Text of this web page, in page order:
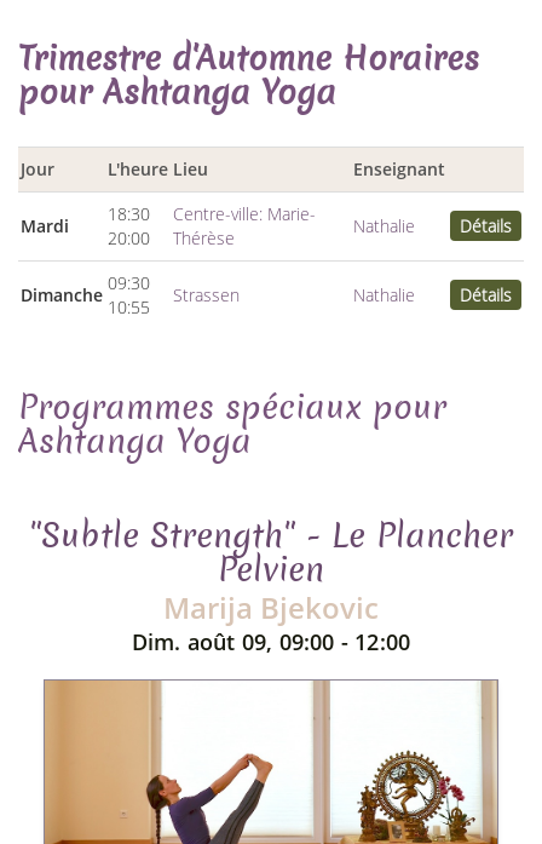
Trimestre d'Automne Horaires
pour Ashtanga Yoga
Jour L'heure Lieu Enseignant
Mardi
18:30
20:00
Centre-ville: Marie-
Thérèse
Nathalie Détails
Dimanche
09:30
10:55
Strassen Nathalie Détails
Programmes spéciaux pour
Ashtanga Yoga
"Subtle Strength" - Le Plancher
Pelvien
Marija Bjekovic
Dim. août 09, 09:00 - 12:00